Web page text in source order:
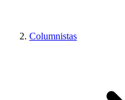
Columnistas